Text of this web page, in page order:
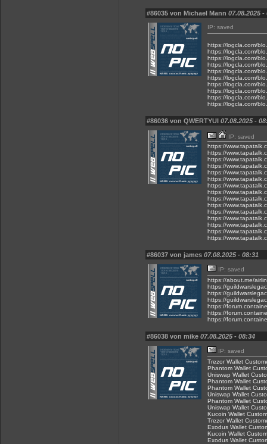
#86035 von Michael Mann 07.08.2025 -
IP: saved
https://logcla.com/
https://logcla.com/
https://logcla.com/
https://logcla.com/
https://logcla.com/
https://logcla.com/
https://logcla.com/
https://logcla.com/
https://logcla.com/
https://logcla.com/
#86036 von QWERTYUI 07.08.2025 -
IP: saved
https://
https://
https://
https://
https://
https://
https://
https://
https://
https://
https://
https://
https://
https://
https://
#86037 von james 07.08.2025 - 08:31
IP: saved
https://about.me/
https://
https://
https://
https://
https://
https://
#86038 von mike 07.08.2025 - 08:34
IP: saved
Trezor Wallet
Phantom Wallet
Uniswap Wallet
Phantom Wallet
Phantom Wallet
Uniswap Wallet
Phantom Wallet
Uniswap Wallet
Kucoin Wallet
Trezor Wallet
Exodus Wallet
Kucoin Wallet
Exodus Wallet